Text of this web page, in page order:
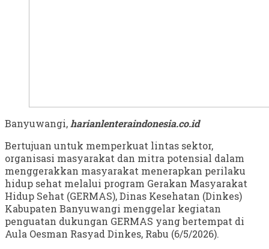
Banyuwangi,harianlenteraindonesia.co.id
Bertujuan untuk memperkuat lintas sektor,
organisasi masyarakat dan mitra potensial dalam
menggerakkan masyarakat menerapkan perilaku
hidup sehat melalui program Gerakan Masyarakat
Hidup Sehat (GERMAS), Dinas Kesehatan (Dinkes)
Kabupaten Banyuwangi menggelar kegiatan
penguatan dukungan GERMAS yang bertempat di
Aula Oesman Rasyad Dinkes, Rabu (6/5/2026).